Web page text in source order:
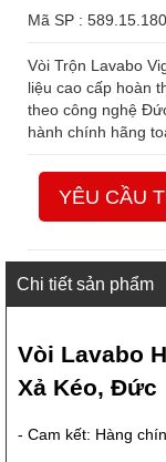
Mã SP : 589.15.180
Vòi Trộn Lavabo
liệu cao cấp hoàn
theo công nghệ
hành chính hãng
YÊU CẦU
Chi tiết sản phẩm
Vòi Lavabo
Xả Kéo, Đức
- Cam kết: Hàng